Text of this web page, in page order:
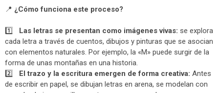
📍 ¿Cómo funciona este proceso?
1️⃣ Las letras se presentan como imágenes vivas: se explora
cada letra a través de cuentos, dibujos y pinturas que se asocian
con elementos naturales. Por ejemplo, la «M» puede surgir de la
forma de unas montañas en una historia.
2️⃣ El trazo y la escritura emergen de forma creativa: Antes
de escribir en papel, se dibujan letras en arena, se modelan con